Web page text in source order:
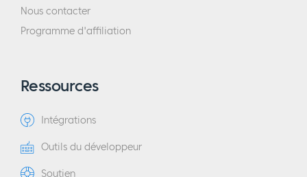
Nous contacter
Programme d'affiliation
Ressources
Intégrations
Outils du développeur
Soutien